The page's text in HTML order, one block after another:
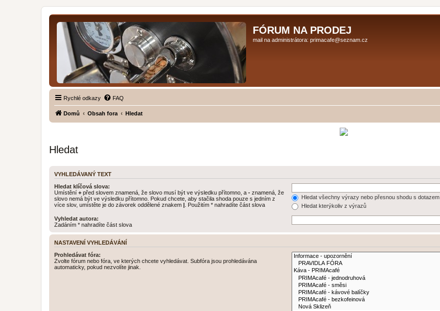
FÓRUM NA PRODEJ
mail na administrátora: primacafe@seznam.cz
Rychlé odkazy FAQ
Domů Obsah fora Hledat
Hledat
VYHLEDÁVANÝ TEXT
Hledat klíčová slova:
Umístění + před slovem znamená, že slovo musí být ve výsledku přítomno, a - znamená, že
slovo nemá být ve výsledku přítomno. Pokud chcete, aby stačila shoda pouze s jedním z
více slov, umístěte je do závorek oddělené znakem
. Použitím * nahradíte část slova
Hledat všechny výrazy nebo přesnou shodu s dotazem
Hledat kterýkoliv z výrazů
Vyhledat autora:
Zadáním * nahradíte část slova
NASTAVENÍ VYHLEDÁVÁNÍ
Prohledávat fóra:
Zvolte fórum nebo fóra, ve kterých chcete vyhledávat. Subfóra jsou prohledávána
automaticky, pokud nezvolíte jinak.